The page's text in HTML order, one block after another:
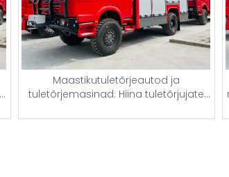
Maastikutuletõrjeautod ja
tuletõrjemasinad: Hiina tuletõrjujate
päästefunktsioonid ja uhiuued hinnad